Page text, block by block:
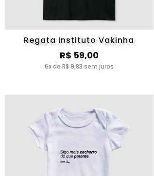
Regata Instituto Vakinha
R$ 59,00
6x de R$ 9,83 sem juros